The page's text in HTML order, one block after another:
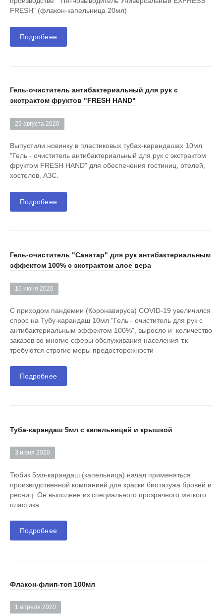
FRESH" (флакон-капельница 20мл)
Подробнее
Гель-очиститель антибактериальный для рук с
экстрактом фруктов "FRESH HAND"
29 августа 2020
Выпустили новинку в пластиковых тубах-карандашах 10мл
"Гель - очиститель антибактериальный для рук c экстрактом
фруктом FRESH HAND" для обеспечения гостиниц, отелей,
хостелов, АЗС.
Подробнее
Гель-очиститель "Санитар" для рук антибактериальным
эффектом 100% с экстрактом алое вера
10 июня 2020
С приходом пандемии (Коронавируса) COVID-19 увеличился
спрос на Тубу-карандаш 10мл "Гель - очиститель для рук с
антибактериальным эффектом 100%", выросло и количество
заказов во многие сферы обслуживания населения т.к
требуются строгие меры предосторожности
Подробнее
Туба-карандаш 5мл с капельницей и крышкой
3 июня 2020
Тюбик 5мл-карандаш (капельница) начал применяться
производственной компанией для краски биотатужа бровей и
ресниц. Он выполнен из специального прозрачного мягкого
пластика.
Подробнее
Флакон-флип-топ 100мл
1 апреля 2020